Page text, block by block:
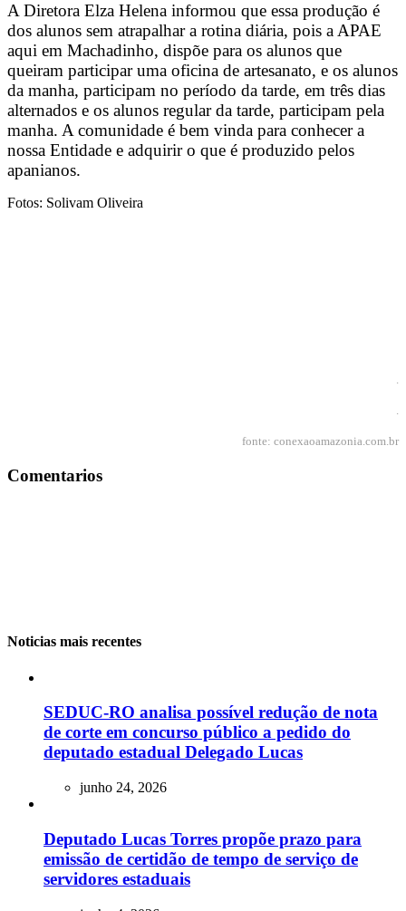
A Diretora Elza Helena informou que essa produção é
dos alunos sem atrapalhar a rotina diária, pois a APAE
aqui em Machadinho, dispõe para os alunos que
queiram participar uma oficina de artesanato, e os alunos
da manha, participam no período da tarde, em três dias
alternados e os alunos regular da tarde, participam pela
manha. A comunidade é bem vinda para conhecer a
nossa Entidade e adquirir o que é produzido pelos
apanianos.
Fotos: Solivam Oliveira
.
.
fonte: conexaoamazonia.com.br
Comentarios
Noticias mais recentes
SEDUC-RO analisa possível redução de nota
de corte em concurso público a pedido do
deputado estadual Delegado Lucas
junho 24, 2026
Deputado Lucas Torres propõe prazo para
emissão de certidão de tempo de serviço de
servidores estaduais